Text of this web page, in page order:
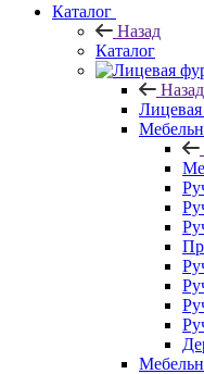
Каталог
Назад
Каталог
Назад